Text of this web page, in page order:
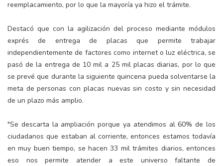
reemplacamiento, por lo que la mayoría ya hizo el trámite.
Destacó que con la agilización del proceso mediante módulos
exprés de entrega de placas que permite trabajar
independientemente de factores como internet o luz eléctrica, se
pasó de la entrega de 10 mil a 25 mil placas diarias, por lo que
se prevé que durante la siguiente quincena pueda solventarse la
meta de personas con placas nuevas sin costo y sin necesidad
de un plazo más amplio.
"Se descarta la ampliación porque ya atendimos al 60% de los
ciudadanos que estaban al corriente, entonces estamos todavía
en muy buen tiempo, se hacen 33 mil trámites diarios, entonces
eso nos permite atender a este universo faltante de